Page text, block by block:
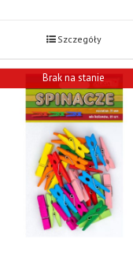
Szczegóły
Brak na stanie